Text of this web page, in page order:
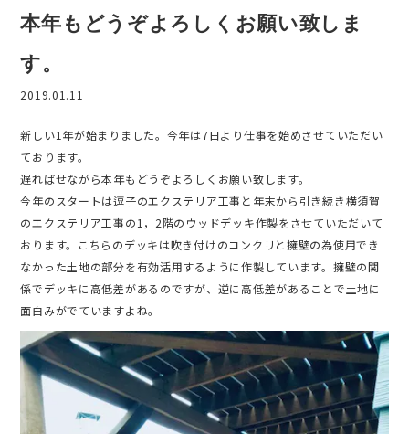
本年もどうぞよろしくお願い致しま
す。
2019.01.11
新しい1年が始まりました。今年は7日より仕事を始めさせていただい
ております。
遅ればせながら本年もどうぞよろしくお願い致します。
今年のスタートは逗子のエクステリア工事と年末から引き続き横須賀
のエクステリア工事の1，2階のウッドデッキ作製をさせていただいて
おります。こちらのデッキは吹き付けのコンクリと擁壁の為使用でき
なかった土地の部分を有効活用するように作製しています。擁壁の関
係でデッキに高低差があるのですが、逆に高低差があることで土地に
面白みがでていますよね。